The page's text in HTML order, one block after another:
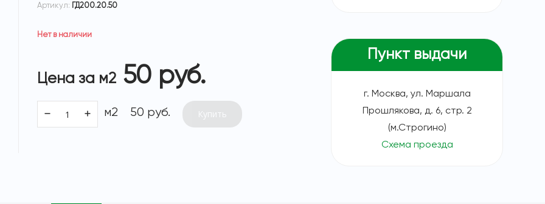
Артикул: ГД200.20.50
Нет в наличии
Цена за м2 50 руб.
м2 50 руб. Купить
Пункт выдачи
г. Москва, ул. Маршала
Прошлякова, д. 6, стр. 2
(м.Строгино)
Схема проезда